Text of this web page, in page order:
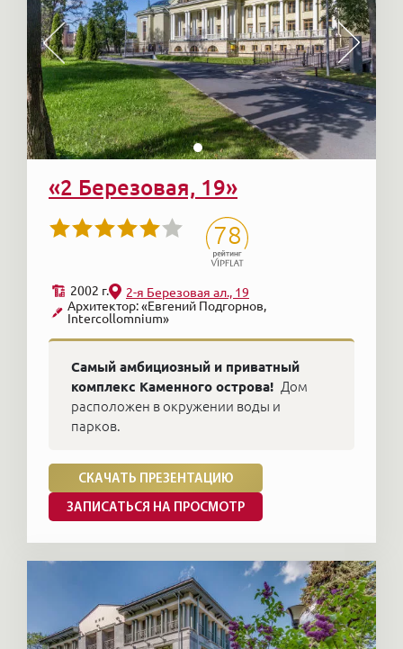
«2 Березовая, 19»
78
2002 г.
Архитектор: «Евгений Подгорнов,
Intercollomnium»
2-я Березовая ал., 19
Самый амбициозный и приватный
комплекс Каменного острова! Дом
расположен в окружении воды и
парков.
СКАЧАТЬ ПРЕЗЕНТАЦИЮ
ЗАПИСАТЬСЯ НА ПРОСМОТР